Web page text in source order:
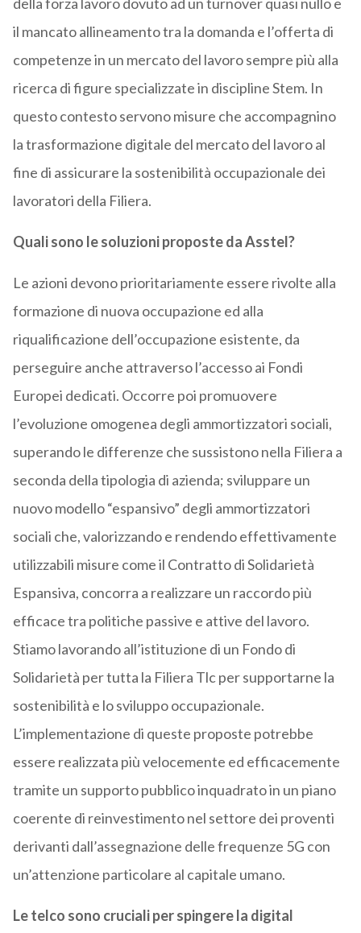
della forza lavoro dovuto ad un turnover quasi nullo e
il mancato allineamento tra la domanda e l’offerta di
competenze in un mercato del lavoro sempre più alla
ricerca di figure specializzate in discipline Stem. In
questo contesto servono misure che accompagnino
la trasformazione digitale del mercato del lavoro al
fine di assicurare la sostenibilità occupazionale dei
lavoratori della Filiera.
Quali sono le soluzioni proposte da Asstel?
Le azioni devono prioritariamente essere rivolte alla
formazione di nuova occupazione ed alla
riqualificazione dell’occupazione esistente, da
perseguire anche attraverso l’accesso ai Fondi
Europei dedicati. Occorre poi promuovere
l’evoluzione omogenea degli ammortizzatori sociali,
superando le differenze che sussistono nella Filiera a
seconda della tipologia di azienda; sviluppare un
nuovo modello “espansivo” degli ammortizzatori
sociali che, valorizzando e rendendo effettivamente
utilizzabili misure come il Contratto di Solidarietà
Espansiva, concorra a realizzare un raccordo più
efficace tra politiche passive e attive del lavoro.
Stiamo lavorando all’istituzione di un Fondo di
Solidarietà per tutta la Filiera Tlc per supportarne la
sostenibilità e lo sviluppo occupazionale.
L’implementazione di queste proposte potrebbe
essere realizzata più velocemente ed efficacemente
tramite un supporto pubblico inquadrato in un piano
coerente di reinvestimento nel settore dei proventi
derivanti dall’assegnazione delle frequenze 5G con
un’attenzione particolare al capitale umano.
Le telco sono cruciali per spingere la digital